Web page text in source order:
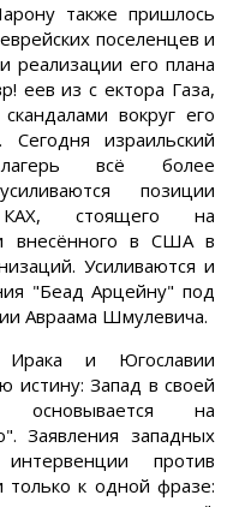
также пришлось
поселенцев и
реализации его плана
еев из с ектора Газа,
вокруг его
израильский
лагерь всё более
позиции
КАХ, стоящего на
и внесённого в США в
Усиливаются и
"Беад Арцейну" под
Авраама Шмулевича.
Ирака и Югославии
истину: Запад в своей
основывается на
Заявления западных
против
к одной фразе: